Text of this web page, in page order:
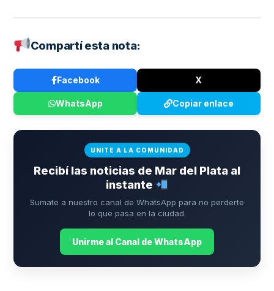
Compartí esta nota:
Facebook X
WhatsApp Copiar enlace
UNITE A LA COMUNIDAD
Recibí las noticias de Mar del Plata al
instante
Sumate a nuestro canal de WhatsApp para no perderte
lo que pasa en la ciudad.
Unirme al Canal de WhatsApp